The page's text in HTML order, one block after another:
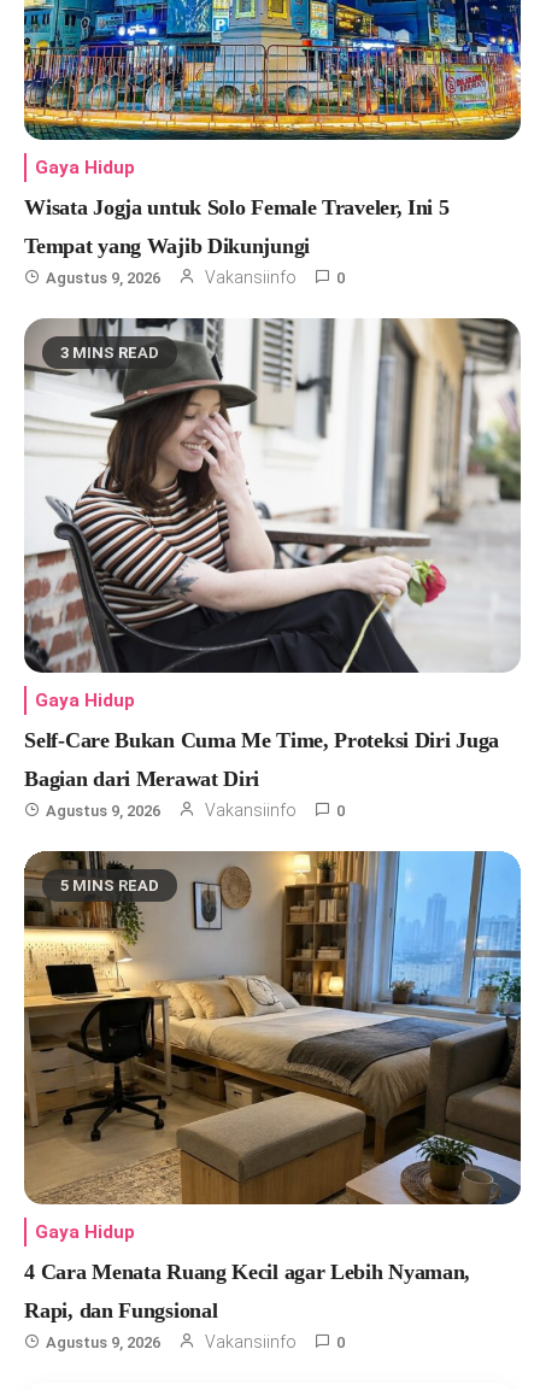
Gaya Hidup
Wisata Jogja untuk Solo Female Traveler, Ini 5
Tempat yang Wajib Dikunjungi
Agustus 9, 2026 Vakansiinfo 0
3 MINS READ
Gaya Hidup
Self-Care Bukan Cuma Me Time, Proteksi Diri Juga
Bagian dari Merawat Diri
Agustus 9, 2026 Vakansiinfo 0
5 MINS READ
Gaya Hidup
4 Cara Menata Ruang Kecil agar Lebih Nyaman,
Rapi, dan Fungsional
Agustus 9, 2026 Vakansiinfo 0